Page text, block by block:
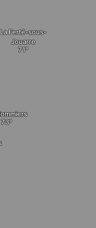
La Ferté-sous-
Jouarre